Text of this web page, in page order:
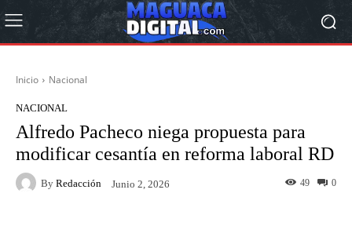
Inicio Nacional
NACIONAL
Alfredo Pacheco niega propuesta para
modificar cesantía en reforma laboral RD
By Redacción Junio 2, 2026 0
49